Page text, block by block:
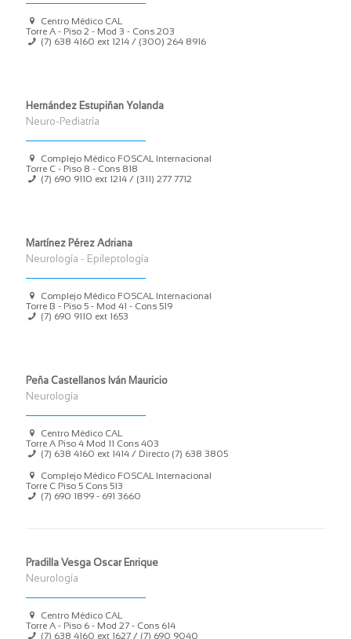
Centro Médico CAL
Torre A - Piso 2 - Mod 3 - Cons 203
(7) 638 4160 ext 1214 / (300) 264 8916
Hernández Estupiñan Yolanda
Neuro-Pediatría
Complejo Médico FOSCAL Internacional
Torre C - Piso 8 - Cons 818
(7) 690 9110 ext 1214 / (311) 277 7712
Martínez Pérez Adriana
Neurología - Epileptología
Complejo Médico FOSCAL Internacional
Torre B - Piso 5 - Mod 41 - Cons 519
(7) 690 9110 ext 1653
Peña Castellanos Iván Mauricio
Neurología
Centro Médico CAL
Torre A Piso 4 Mod 11 Cons 403
(7) 638 4160 ext 1414 / Directo (7) 638 3805
Complejo Médico FOSCAL Internacional
Torre C Piso 5 Cons 513
(7) 690 1899 - 691 3660
Pradilla Vesga Oscar Enrique
Neurología
Centro Médico CAL
Torre A - Piso 6 - Mod 27 - Cons 614
(7) 638 4160 ext 1627 / (7) 690 9040